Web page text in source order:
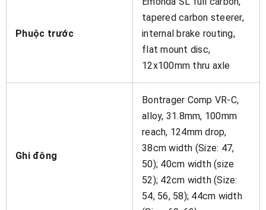
Phuộc trước
tapered carbon steerer,
internal brake routing,
flat mount disc,
12x100mm thru axle
Ghi đông
Bontrager Comp VR-C,
alloy, 31.8mm, 100mm
reach, 124mm drop,
38cm width (Size: 47,
50); 40cm width (size
52); 42cm width (Size:
54, 56, 58); 44cm width